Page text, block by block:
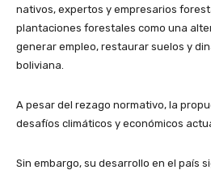
nativos, expertos y empresarios
plantaciones forestales como una
generar empleo, restaurar suelos y
boliviana.
A pesar del rezago normativo, la
desafíos climáticos y económicos
Sin embargo, su desarrollo en el país